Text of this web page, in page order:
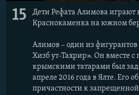
15
Дети Рефата Алимова играют
Краснокаменка на южном
Алимов – один из фигурантов
Хизб ут-Тахрир». Он вместе с
крымскими татарами был
апреле 2016 года в Ялте. Его
причастности к запрещенной